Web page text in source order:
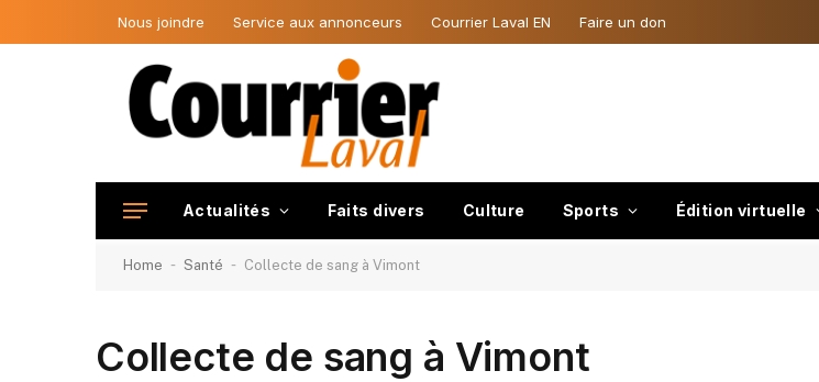
Nous joindre Service aux annonceurs Courrier Laval EN Faire un don
Actualités Faits divers Culture Sports Édition virtuelle
Home - Santé - Collecte de sang à Vimont
Collecte de sang à Vimont